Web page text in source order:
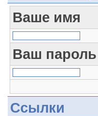
Ваше имя
Ваш пароль
Ссылки